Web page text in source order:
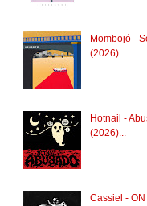
Mombojó -
(2026)...
Hotnail -
(2026)...
Cassiel - ON